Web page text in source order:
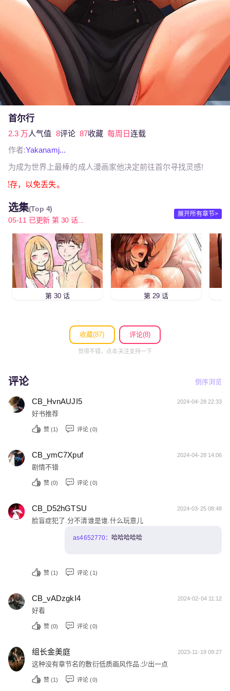
首尔行
2.3 万人气值 8评论 87收藏 每周日连载
作者:Yakanamj...
为成为世界上最棒的成人漫画家他决定前往首尔寻找灵感!
存，以免丢失。
选集(Top 4)
05-11 已更新 第 30 话...
展开所有章节>
第 30 话 第 29 话
收藏(87) 评论(8)
觉得不错，点击关注支持一下
评论 倒序浏览
CB_HvnAUJI5 2024-04-28 22:33
好书推荐
赞 (1) 评论 (0)
CB_ymC7Xpuf 2024-04-28 14:06
剧情不错
赞 (0) 评论 (0)
CB_D52hGTSU 2024-03-25 08:48
脸盲症犯了.分不清谁是谁.什么玩意儿
as4652770： 哈哈哈哈哈
赞 (1) 评论 (1)
CB_vADzgkI4 2024-02-04 11:12
好看
赞 (0) 评论 (0)
组长金美庭 2023-11-19 09:27
这种没有章节名的敷衍低质画风作品.少出一点
赞 (1) 评论 (0)